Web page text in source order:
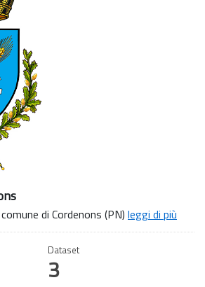
di Cordenons (PN) leggi di più
Dataset
3